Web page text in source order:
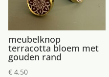
meubelknop
terracotta bloem met
gouden rand
€4,50